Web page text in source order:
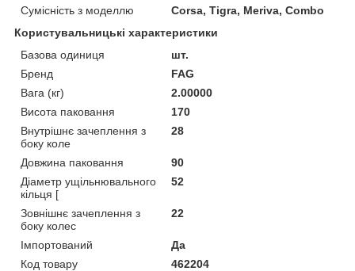
Сумісність з моделлю
Corsa, Tigra, Meriva, Combo
Користувальницькі характеристики
Базова одиниця
шт.
Бренд
FAG
Вага (кг)
2.00000
Висота паковання
170
Внутрішнє зачеплення з
боку коле
28
Довжина паковання
90
Діаметр ущільнювального
кільця [
52
Зовнішнє зачеплення з
боку колес
22
Імпортований
Да
Код товару
462204